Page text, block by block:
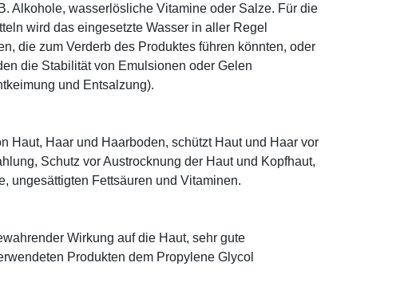
Alkohole, wasserlösliche Vitamine oder Salze. Für die
wird das eingesetzte Wasser in aller Regel
die zum Verderb des Produktes führen könnten, oder
die Stabilität von Emulsionen oder Gelen
und Entsalzung).
Haut, Haar und Haarboden, schützt Haut und Haar vor
Schutz vor Austrocknung der Haut und Kopfhaut,
ungesättigten Fettsäuren und Vitaminen.
Wirkung auf die Haut, sehr gute
Produkten dem Propylene Glycol